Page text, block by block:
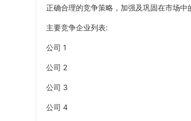
正确合理的竞争策略，加强及巩固在市场中
主要竞争企业列表:
公司 1
公司 2
公司 3
公司 4